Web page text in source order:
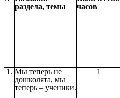
раздела, темы
часов
1. Мы теперь не
дошколята, мы
теперь – ученики.
1